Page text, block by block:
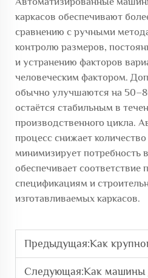
каркасов обеспечивают
сравнению с ручными
контролю размеров,
и устранению факторов
человеческим фактором.
обычно улучшаются на
остаётся стабильным в
производственного цикла.
процесс снижает
минимизирует потребность
обеспечивает соответствие
спецификациям и
изготавливаемых каркасов.
Предыдущая:Как крупногабаритные гибочные
Следующая:Как машины для сварки стальных